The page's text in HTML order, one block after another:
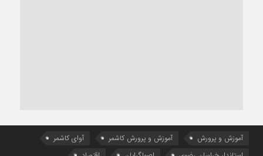
آموزش و پرورش آموزش و پرورش کاشمر
آوای کاشمر